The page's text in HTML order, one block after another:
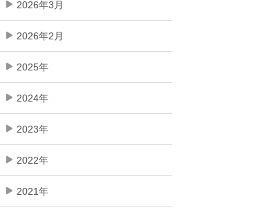
2026年3月
2026年2月
2025年
2024年
2023年
2022年
2021年